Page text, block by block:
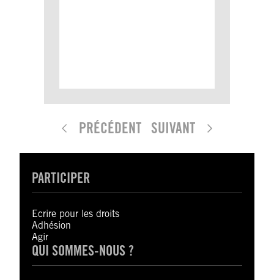
PRÉCÉDENT SUIVANT
PARTICIPER
Ecrire pour les droits
Adhésion
Agir
QUI SOMMES-NOUS ?